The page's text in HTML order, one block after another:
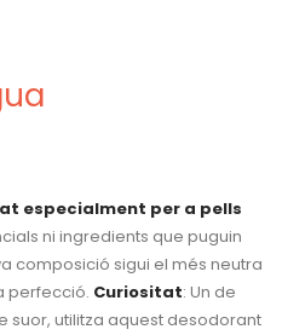
especialment per a pells
ni ingredients que puguin
composició sigui el més neutra
perfecció. Curiositat: Un de
suor, utilitza aquest desodorant